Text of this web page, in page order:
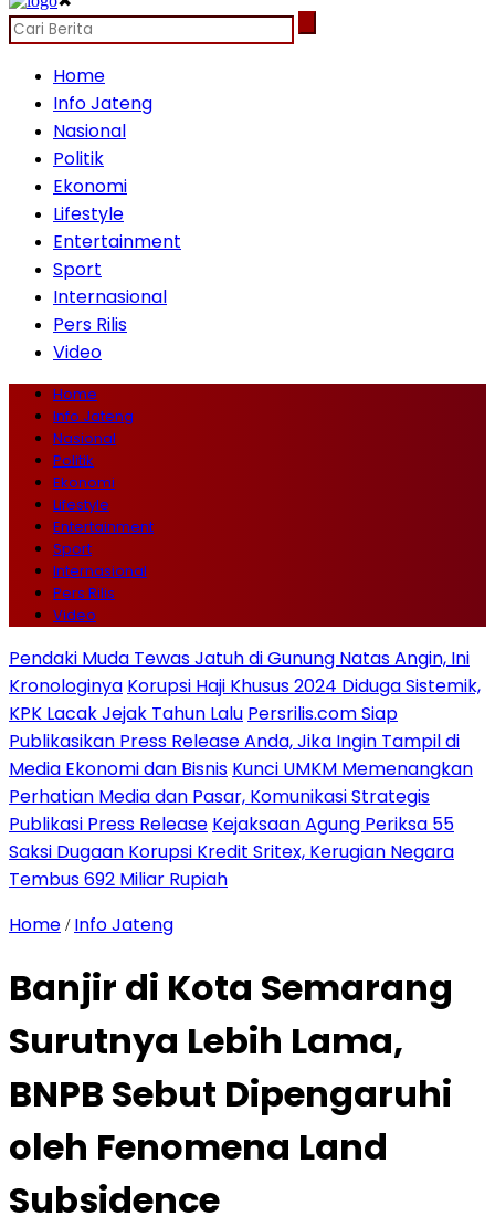
Home
Info Jateng
Nasional
Politik
Ekonomi
Lifestyle
Entertainment
Sport
Internasional
Pers Rilis
Video
Home
Info Jateng
Nasional
Politik
Ekonomi
Lifestyle
Entertainment
Sport
Internasional
Pers Rilis
Video
Pendaki Muda Tewas Jatuh di Gunung Natas Angin, Ini
Kronologinya Korupsi Haji Khusus 2024 Diduga Sistemik,
KPK Lacak Jejak Tahun Lalu Persrilis.com Siap
Publikasikan Press Release Anda, Jika Ingin Tampil di
Media Ekonomi dan Bisnis Kunci UMKM Memenangkan
Perhatian Media dan Pasar, Komunikasi Strategis
Publikasi Press Release Kejaksaan Agung Periksa 55
Saksi Dugaan Korupsi Kredit Sritex, Kerugian Negara
Tembus 692 Miliar Rupiah
Home / Info Jateng
Banjir di Kota Semarang
Surutnya Lebih Lama,
BNPB Sebut Dipengaruhi
oleh Fenomena Land
Subsidence